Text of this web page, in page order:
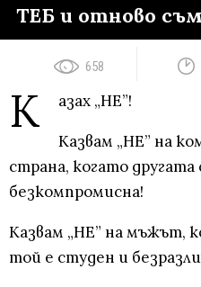
ТЕБ и отново
658
К азах „НЕ”!
Казвам „НЕ” на
страна, когато другата
безкомпромисна!
Казвам „НЕ” на мъжът,
той е студен и